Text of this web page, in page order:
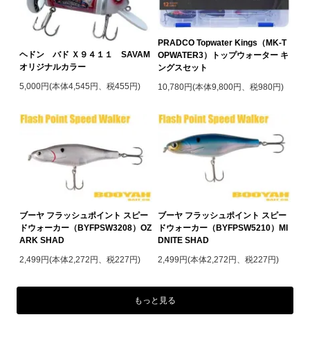
ヘドン バド Ｘ９４１１ SAVAM
オリジナルカラー
5,000円(本体4,545円、税455円)
PRADCO Topwater Kings（MK-T
OPWATER3）トップウォーター キ
ングスセット
10,780円(本体9,800円、税980円)
ブーヤ フラッシュポイント スピー
ドウォーカー（BYFPSW3208）OZ
ARK SHAD
2,499円(本体2,272円、税227円)
ブーヤ フラッシュポイント スピー
ドウォーカー（BYFPSW5210）MI
DNITE SHAD
2,499円(本体2,272円、税227円)
もっと見る